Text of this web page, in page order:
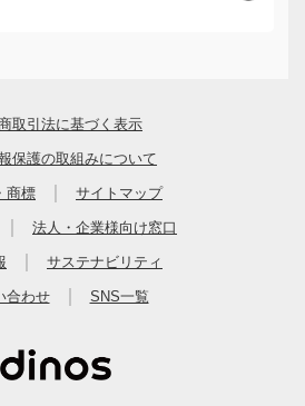
取引法に基づく表示
保護の取組みについて
商標 サイトマップ
法人・企業様向け窓口
サステナビリティ
合わせ SNS一覧